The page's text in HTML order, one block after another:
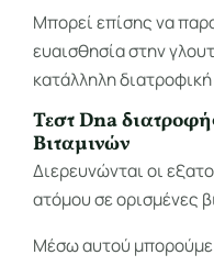
Μπορεί επίσης να
ευαισθησία στην
κατάλληλη
Τεστ Dna
Βιταμινών
Διερευνώνται οι
ατόμου σε ορισμένες
Μέσω αυτού